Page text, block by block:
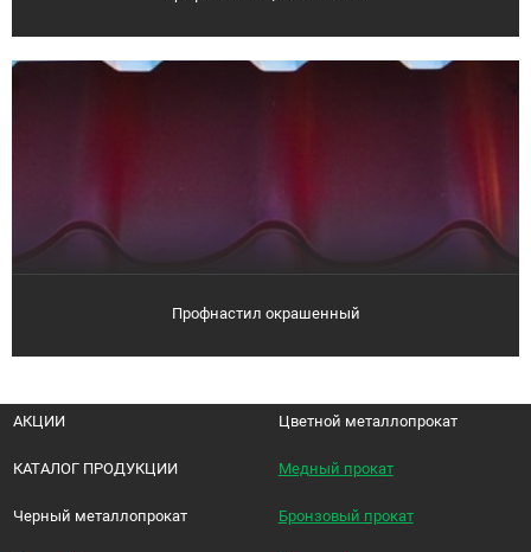
Профнастил окрашенный
АКЦИИ
КАТАЛОГ ПРОДУКЦИИ
Черный металлопрокат
Цветной металлопрокат
Медный прокат
Бронзовый прокат